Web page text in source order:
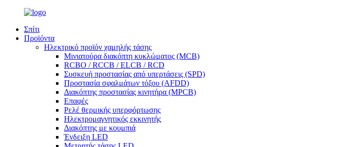
Σπίτι
Προϊόντα
Ηλεκτρικό προϊόν χαμηλής τάσης
Μινιατούρα διακόπτη κυκλώματος (MCB)
RCBO / RCCB / ELCB / RCD
Συσκευή προστασίας από υπερτάσεις (SPD)
Προστασία σφαλμάτων τόξου (AFDD)
Διακόπτης προστασίας κινητήρα (MPCB)
Επαφές
Ρελέ θερμικής υπερφόρτωσης
Ηλεκτρομαγνητικός εκκινητής
Διακόπτης με κουμπιά
Ένδειξη LED